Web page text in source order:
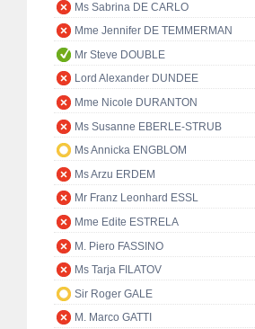
Ms Sabrina DE CARLO
Mme Jennifer DE TEMMERMAN
Mr Steve DOUBLE
Lord Alexander DUNDEE
Mme Nicole DURANTON
Ms Susanne EBERLE-STRUB
Ms Annicka ENGBLOM
Ms Arzu ERDEM
Mr Franz Leonhard ESSL
Mme Edite ESTRELA
M. Piero FASSINO
Ms Tarja FILATOV
Sir Roger GALE
M. Marco GATTI